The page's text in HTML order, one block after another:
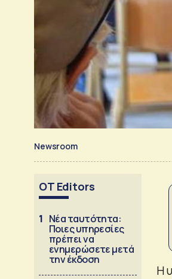
Newsroom
OT Editors
1 Νέα ταυτότητα:
Ποιες υπηρεσίες
πρέπει να
ενημερώσετε μετά
την έκδοση
Η